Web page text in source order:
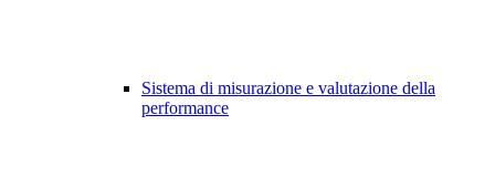
Sistema di misurazione e valutazione della
performance